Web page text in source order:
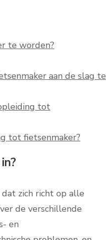
te worden?
aan de slag te
tot
tot fietsenmaker?
zich richt op alle
de verschillende
en